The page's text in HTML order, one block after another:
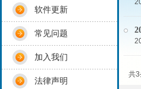
共3
软件更新
常见问题
加入我们
法律声明